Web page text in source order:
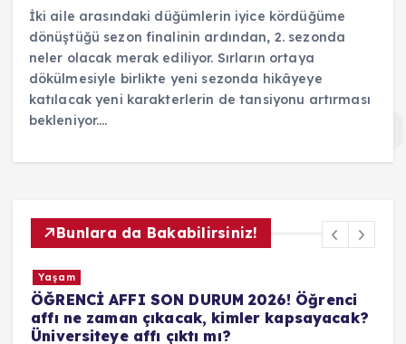
İki aile arasındaki düğümlerin iyice kördüğüme
dönüştüğü sezon finalinin ardından, 2. sezonda
neler olacak merak ediliyor. Sırların ortaya
dökülmesiyle birlikte yeni sezonda hikâyeye
katılacak yeni karakterlerin de tansiyonu artırması
bekleniyor.…
Bunlara da Bakabilirsiniz!
Yaşam
ÖĞRENCİ AFFI SON DURUM 2026! Öğrenci
affı ne zaman çıkacak, kimler kapsayacak?
Üniversiteye affı çıktı mı?